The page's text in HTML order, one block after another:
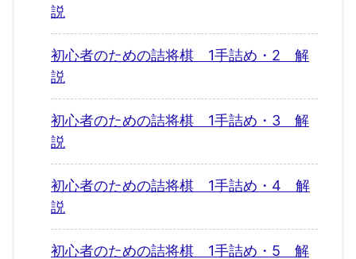
説
初心者のための詰将棋 1手詰め・2 解
説
初心者のための詰将棋 1手詰め・3 解
説
初心者のための詰将棋 1手詰め・4 解
説
初心者のための詰将棋 1手詰め・5 解